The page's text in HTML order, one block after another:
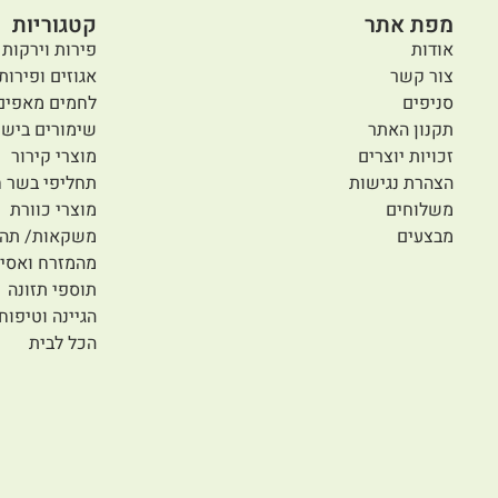
מפת אתר
אודות
צור קשר
סניפים
תקנון האתר
זכויות יוצרים
הצהרת נגישות
משלוחים
מבצעים
קטגוריות
פירות
אגוזים
לחמים
שימורים
מוצרי קירור
תחליפי בשר
מוצרי כוורת
משקאות/
מהמזרח
תוספי תזונה
הגיינה
הכל לבית